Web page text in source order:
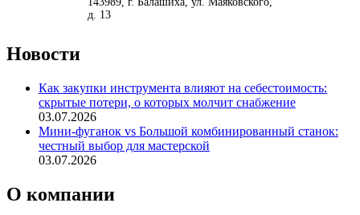
д. 13
Новости
Как закупки инструмента влияют на себестоимость:
скрытые потери, о которых молчит снабжение
03.07.2026
Мини-фуганок vs Большой комбинированный станок:
честный выбор для мастерской
03.07.2026
О компании